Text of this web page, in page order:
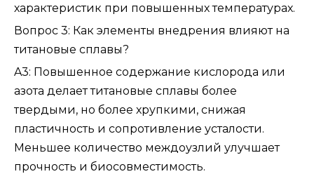
характеристик при повышенных температурах.
Вопрос 3: Как элементы внедрения влияют на
титановые сплавы?
A3: Повышенное содержание кислорода или
азота делает титановые сплавы более
твердыми, но более хрупкими, снижая
пластичность и сопротивление усталости.
Меньшее количество междоузлий улучшает
прочность и биосовместимость.